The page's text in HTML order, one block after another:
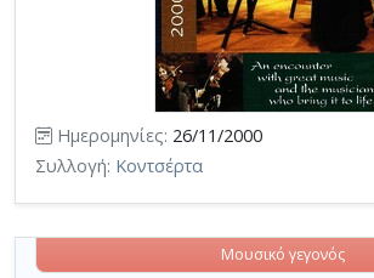
Ημερομηνίες: 26/11/2000
Συλλογή: Κοντσέρτα
Μουσικό γεγονός